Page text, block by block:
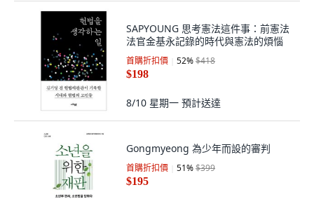
SAPYOUNG 思考憲法這件事：前憲法
法官金基永記錄的時代與憲法的煩惱
首購折扣價 52%$418
$198
8/10 星期一 預計送達
Gongmyeong 為少年而設的審判
首購折扣價 51%$399
$195